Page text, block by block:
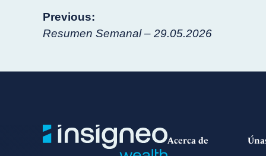
Navegación
entradas
Previous:
Resumen Semanal – 29.05.2026
Acerca de